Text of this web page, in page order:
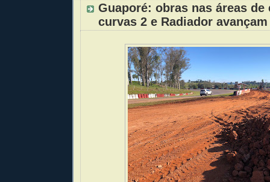
Guaporé: obras nas áreas de
curvas 2 e Radiador avançam